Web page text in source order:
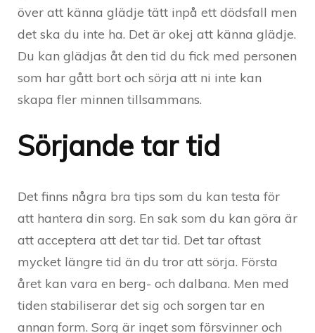
över att känna glädje tätt inpå ett dödsfall men
det ska du inte ha. Det är okej att känna glädje.
Du kan glädjas åt den tid du fick med personen
som har gått bort och sörja att ni inte kan
skapa fler minnen tillsammans.
Sörjande tar tid
Det finns några bra tips som du kan testa för
att hantera din sorg. En sak som du kan göra är
att acceptera att det tar tid. Det tar oftast
mycket längre tid än du tror att sörja. Första
året kan vara en berg- och dalbana. Men med
tiden stabiliserar det sig och sorgen tar en
annan form. Sorg är inget som försvinner och